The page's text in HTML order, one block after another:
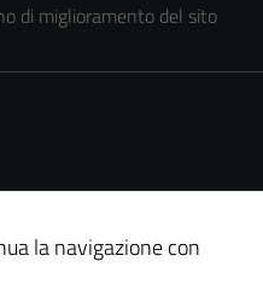
di miglioramento del sito
la navigazione con